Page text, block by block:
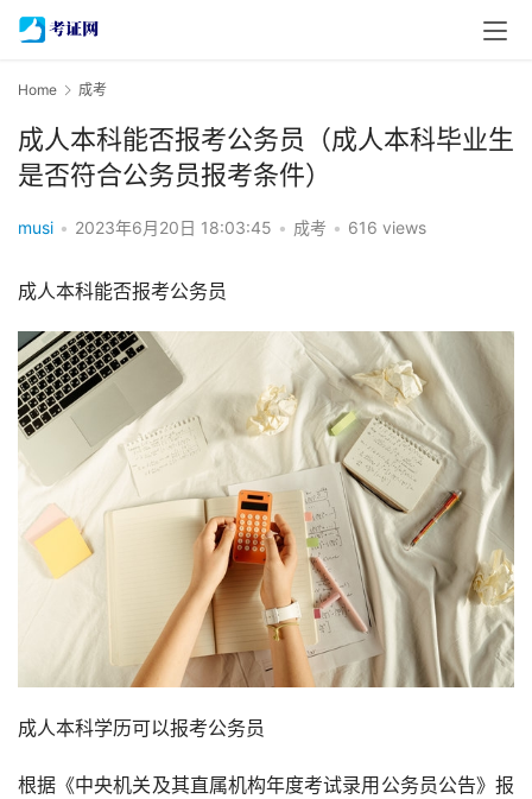
Home 成考
成人本科能否报考公务员（成人本科毕业生
是否符合公务员报考条件）
musi • 2023年6月20日 18:03:45 • 成考 • 616 views
成人本科能否报考公务员
成人本科学历可以报考公务员
根据《中央机关及其直属机构年度考试录用公务员公告》报